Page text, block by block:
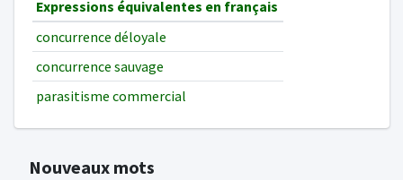
Expressions équivalentes en français
concurrence déloyale
concurrence sauvage
parasitisme commercial
Nouveaux mots